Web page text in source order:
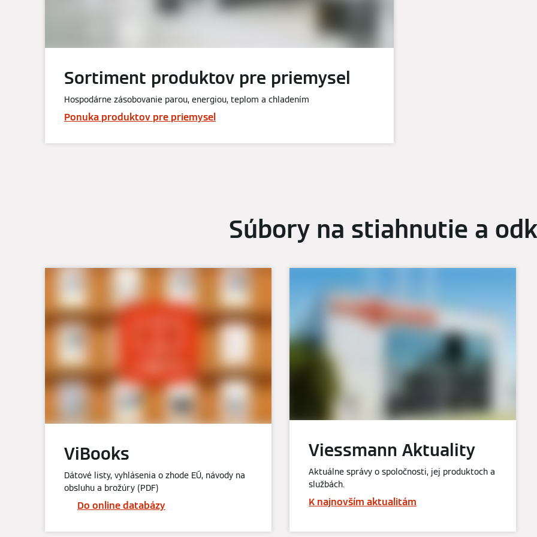
Sortiment produktov pre priemysel
Hospodárne zásobovanie parou, energiou, teplom a chladením
Ponuka produktov pre priemysel
Súbory na stiahnutie a
ViBooks
Dátové listy, vyhlásenia o zhode EÚ, návody na
obsluhu a brožúry (PDF)
Do online databázy
Viessmann Aktuality
Aktuálne správy o spoločnosti, jej produktoch a
službách.
K najnovším aktualitám